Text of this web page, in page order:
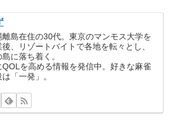
離島在住の30代。東京のマンモス大学を
後、リゾートバイトで各地を転々とし、
に落ち着く。
QOLを高める情報を発信中。好きな麻雀
「一発」。